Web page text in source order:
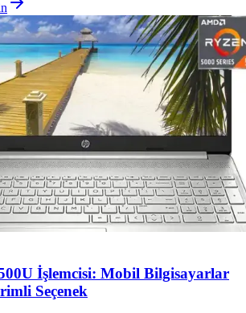
İşlemcisi: Mobil Bilgisayarlar
Seçenek